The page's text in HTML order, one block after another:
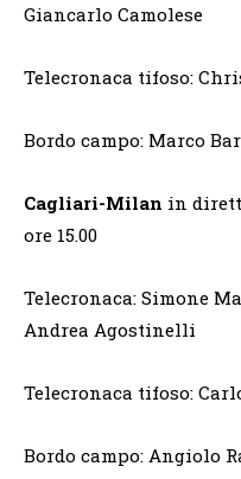
Giancarlo Camolese
Telecronaca tifoso:
Bordo campo: Marco
Cagliari-Milan in
ore 15.00
Telecronaca: Simone
Andrea Agostinelli
Telecronaca tifoso:
Bordo campo: Angiolo